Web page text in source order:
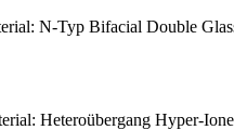
N-Typ Bifacial Double
Heteroübergang Hyper-